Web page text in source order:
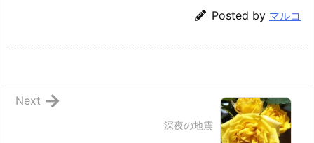
Posted by マルコ
深夜の地震
Next